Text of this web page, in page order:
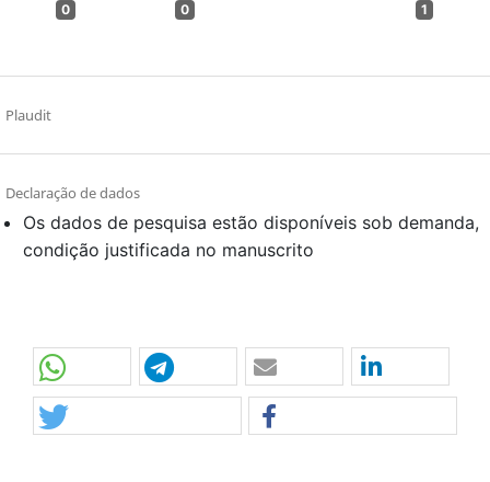
0 0 1
Plaudit
Declaração de dados
Os dados de pesquisa estão disponíveis sob demanda,
condição justificada no manuscrito